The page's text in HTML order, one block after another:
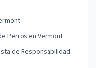
Perros en Vermont
de Responsabilidad